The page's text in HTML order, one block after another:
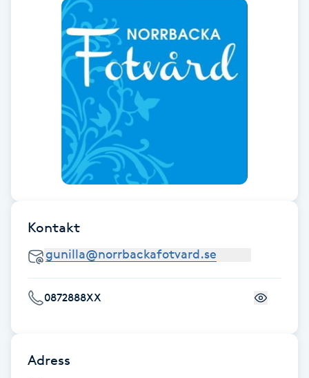
Fibromassage
Fransar
Fransborttagning
Fransförlängning Megavolym
Kontakt
0872888XX
Adress